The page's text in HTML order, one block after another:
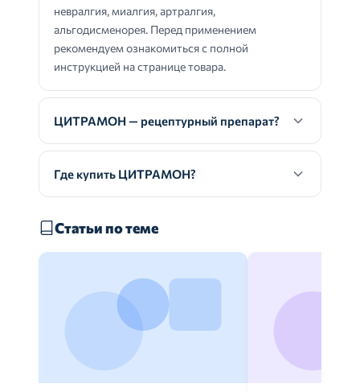
невралгия, миалгия, артралгия,
альгодисменорея. Перед применением
рекомендуем ознакомиться с полной
инструкцией на странице товара.
ЦИТРАМОН — рецептурный препарат?
Где купить ЦИТРАМОН?
Статьи по теме